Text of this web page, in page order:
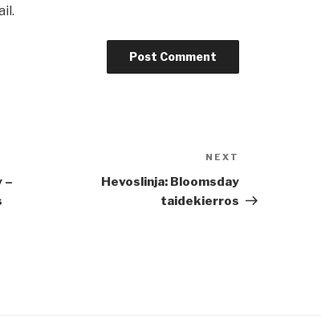
–
Post
NEXT
Hevoslinja: Bloomsday
taidekierros